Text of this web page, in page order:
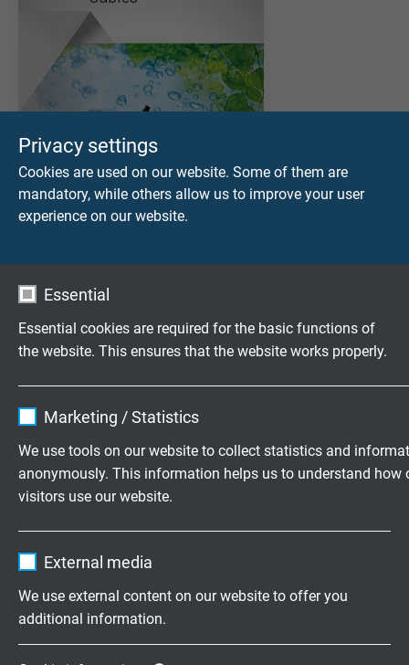
Privacy settings
Cookies are used on our website. Some of them are
mandatory, while others allow us to improve your user
experience on our website.
Essential
Essential cookies are required for the basic functions of
the website. This ensures that the website works properly.
Expire 1 year
Purpose
Marketing / Statistics
We use tools on our website to collect statistics and
anonymously. This information helps us to understand how
visitors use our website.
Expire 2 years
External media
We use external content on our website to offer you
additional information.
UL ve CSA sertifikalı halojensiz kumanda kontrol
Halojensiz veri iletim kablolari
EN 45545-2´ye uyumlu halojensiz kablolar özellikle
rayda işleyen araçlar için
Halojensiz BL-Line® – Gemi ve Yat kabloları
Halojensiz SABIX® Ultra Kabloları - esneklik ve yangın
korumasında en üst düzey